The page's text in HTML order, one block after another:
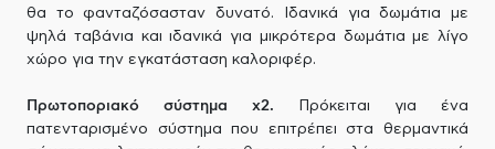
θα το φανταζόσασταν δυνατό. Ιδανικά για δωμάτια με
ψηλά ταβάνια και ιδανικά για μικρότερα δωμάτια με λίγο
χώρο για την εγκατάσταση καλοριφέρ.
Πρωτοποριακό σύστημα x2. Πρόκειται για ένα
πατενταρισμένο σύστημα που επιτρέπει στα θερμαντικά